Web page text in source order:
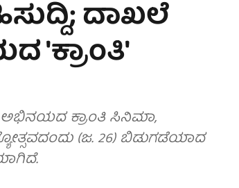
ದಾಖಲೆ
'ಕ್ರಾಂತಿ'
ಅಭಿನಯದ ಕ್ರಾಂತಿ ಸಿನಿಮಾ,
(ಜ. 26) ಬಿಡುಗಡೆಯಾದ